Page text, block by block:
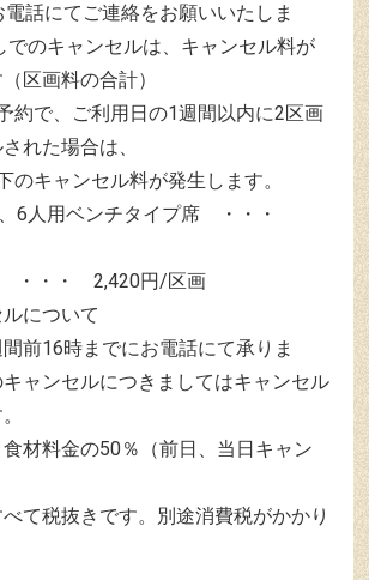
話にてご連絡をお願いいたしま
でのキャンセルは、キャンセル料が
区画料の合計）
約で、ご利用日の1週間以内に2区画
れた場合は、
のキャンセル料が発生します。
、6人用ベンチタイプ席 ・・・
・・・ 2,420円/区画
について
前16時までにお電話にて承りま
ャンセルにつきましてはキャンセル
材料金の50％（前日、当日キャン
て税抜きです。別途消費税がかかり